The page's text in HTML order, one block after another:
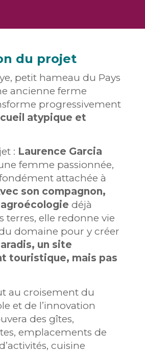
du projet
petit hameau du Pays
ancienne ferme
progressivement
atypique et
: Laurence Garcia
femme passionnée,
attachée à
son compagnon,
déjà
terres, elle redonne vie
domaine pour y créer
un site
touristique, mais pas
au croisement du
et de l’innovation
des gîtes,
emplacements de
cuisine